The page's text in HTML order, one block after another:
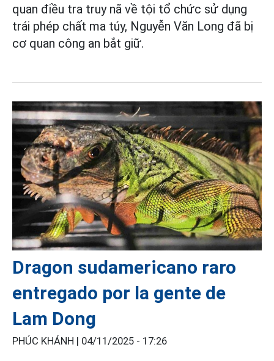
quan điều tra truy nã về tội tổ chức sử dụng
trái phép chất ma túy, Nguyễn Văn Long đã bị
cơ quan công an bắt giữ.
Dragon sudamericano raro
entregado por la gente de
Lam Dong
PHÚC KHÁNH | 04/11/2025 - 17:26